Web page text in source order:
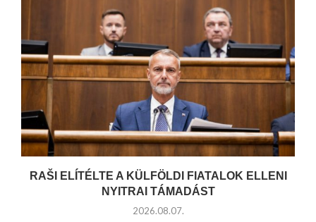
RAŠI ELÍTÉLTE A KÜLFÖLDI FIATALOK ELLENI
NYITRAI TÁMADÁST
2026.08.07.